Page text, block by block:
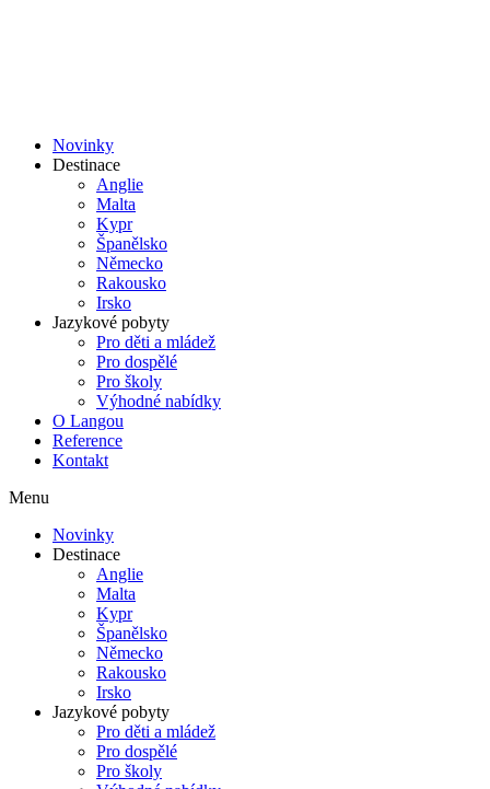
Novinky
Destinace
Anglie
Malta
Kypr
Španělsko
Německo
Rakousko
Irsko
Jazykové pobyty
Pro děti a mládež
Pro dospělé
Pro školy
Výhodné nabídky
O Langou
Reference
Kontakt
Menu
Novinky
Destinace
Anglie
Malta
Kypr
Španělsko
Německo
Rakousko
Irsko
Jazykové pobyty
Pro děti a mládež
Pro dospělé
Pro školy